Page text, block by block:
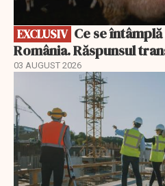
EXCLUSIV
România. Răspunsul
03 AUGUST 2026